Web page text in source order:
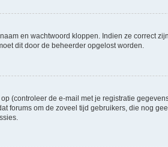
en wachtwoord kloppen. Indien ze correct
dit door de beheerder opgelost worden.
(controleer de e-mail met je registratie
forums om de zoveel tijd gebruikers, die nog